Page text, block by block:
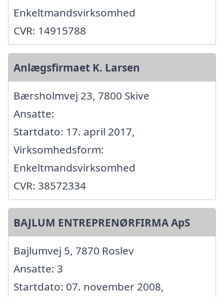
Enkeltmandsvirksomhed
CVR: 14915788
Anlægsfirmaet K. Larsen
Bærsholmvej 23, 7800 Skive
Ansatte:
Startdato: 17. april 2017,
Virksomhedsform:
Enkeltmandsvirksomhed
CVR: 38572334
BAJLUM ENTREPRENØRFIRMA ApS
Bajlumvej 5, 7870 Roslev
Ansatte: 3
Startdato: 07. november 2008,